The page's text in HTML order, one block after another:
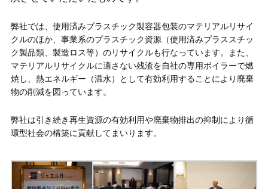
弊社では、使用済みプラスチック製容器包装のマテリアルリサイ
クルのほか、事業系のプラスチック資源（使用済みプラススチッ
ク製品類、製造ロス等）のリサイクルも行なっています。また、
マテリアルリサイクルに適さない残渣を自社の専用ボイラーで燃
焼し、熱エネルギー（温水）として有効利用することにより廃棄
物の削減を図っています。
弊社は引き続き再生資源の有効利用や廃棄物排出の抑制により循
環型社会の構築に貢献してまいります。